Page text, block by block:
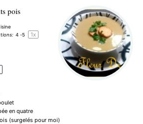
pois
4-5 1x
en quatre
(surgelés pour moi)